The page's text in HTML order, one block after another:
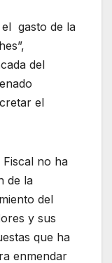
el gasto de la
del
el
Fiscal no ha
de la
del
y sus
que ha
enmendar